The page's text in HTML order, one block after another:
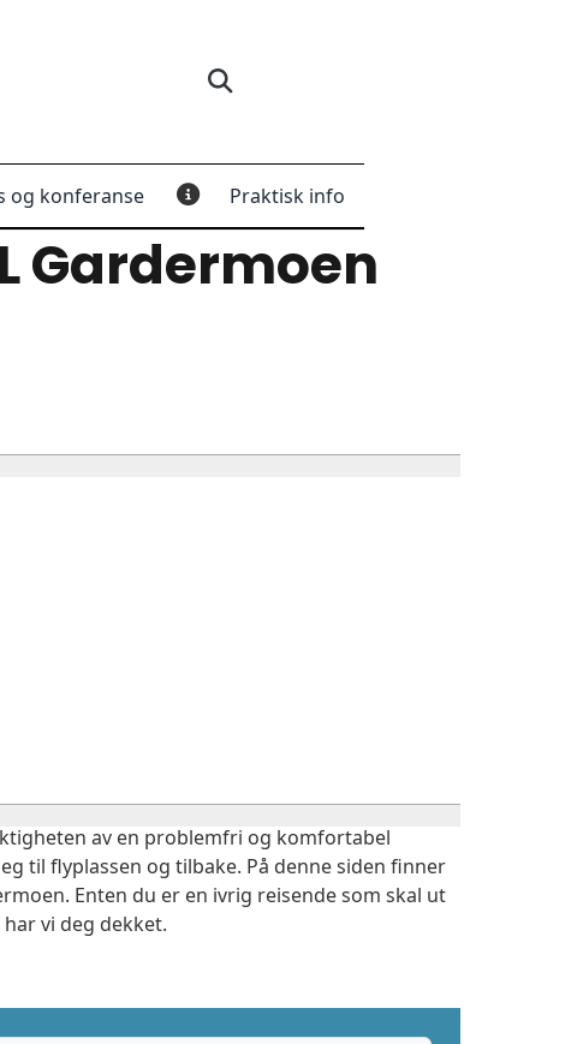
og konferanse Praktisk info
Gardermoen
av en problemfri og komfortabel
til flyplassen og tilbake. På denne siden finner
Enten du er en ivrig reisende som skal ut
vi deg dekket.